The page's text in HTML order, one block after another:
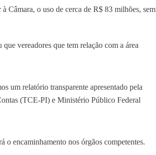
Câmara, o uso de cerca de R$ 83 milhões, sem
vereadores que tem relação com a área
um relatório transparente apresentado pela
(TCE-PI) e Ministério Público Federal
encaminhamento nos órgãos competentes.